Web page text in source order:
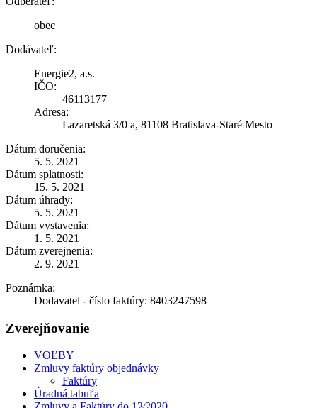
obec
Dodávateľ:
Energie2, a.s.
IČO:
46113177
Adresa:
Lazaretská 3/0 a, 81108 Bratislava-Staré Mesto
Dátum doručenia:
5. 5. 2021
Dátum splatnosti:
15. 5. 2021
Dátum úhrady:
5. 5. 2021
Dátum vystavenia:
1. 5. 2021
Dátum zverejnenia:
2. 9. 2021
Poznámka:
Dodavatel - číslo faktúry: 8403247598
Zverejňovanie
VOĽBY
Zmluvy faktúry objednávky
Faktúry
Úradná tabuľa